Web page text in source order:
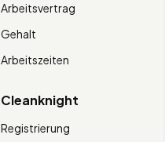
Arbeitsvertrag
Gehalt
Arbeitszeiten
Cleanknight
Registrierung